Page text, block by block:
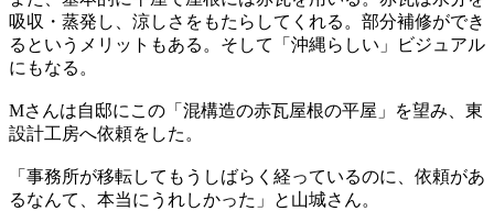
吸収・蒸発し、涼しさをもたらしてくれる。部分補修ができ
るというメリットもある。そして「沖縄らしい」ビジュアル
にもなる。
Mさんは自邸にこの「混構造の赤瓦屋根の平屋」を望み、東
設計工房へ依頼をした。
「事務所が移転してもうしばらく経っているのに、依頼があ
るなんて、本当にうれしかった」と山城さん。